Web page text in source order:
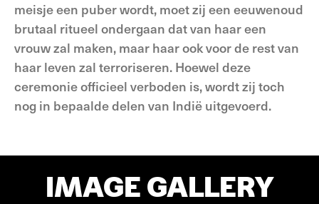
meisje een puber wordt, moet zij een eeuwenoud
brutaal ritueel ondergaan dat van haar een
vrouw zal maken, maar haar ook voor de rest van
haar leven zal terroriseren. Hoewel deze
ceremonie officieel verboden is, wordt zij toch
nog in bepaalde delen van Indië uitgevoerd.
IMAGE GALLERY